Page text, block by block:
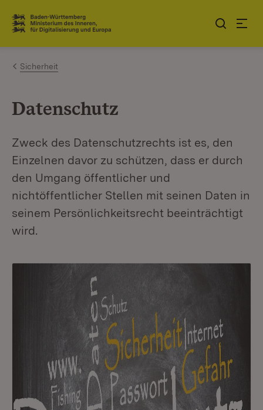
Zum Inhalt springen
Link zur Startseite
Sicherheit
Datenschutz
Zweck des Datenschutzrechts ist es, den
Einzelnen davor zu schützen, dass er durch
den Umgang öffentlicher und
nichtöffentlicher Stellen mit seinen Daten in
seinem Persönlichkeitsrecht beeinträchtigt
wird.